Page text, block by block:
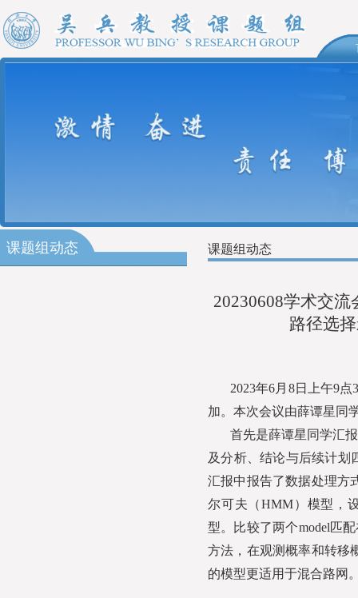
课题组动态 课题组动态
20230608学术交
路径选
2023年6月8日上午9
加。本次会议由薛谭星同
首先是薛谭星同学汇
及分析、结论与后续计划
汇报中报告了数据处理方
尔可夫（HMM）模型，
型。比较了两个model匹
方法，在观测概率和转移
的模型更适用于混合路网